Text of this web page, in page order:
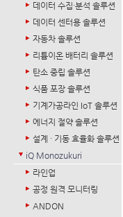
데이터 수집·분석 솔루션
데이터 센터용 솔루션
자동차 솔루션
리튬이온 배터리 솔루션
탄소 중립 솔루션
식품 포장 솔루션
기계가공라인 IoT 솔루션
에너지 절약 솔루션
설계 · 기동 효율화 솔루션
iQ Monozukuri
라인업
공정 원격 모니터링
ANDON